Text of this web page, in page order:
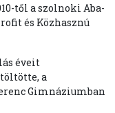
től a szolnoki Aba-
és Közhasznú
éveit
a
Gimnáziumban